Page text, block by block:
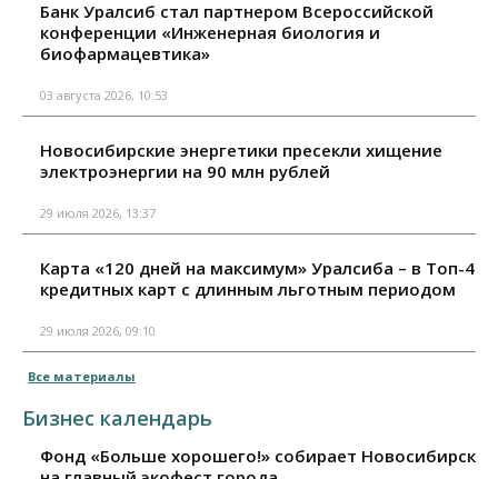
Банк Уралсиб стал партнером Всероссийской
конференции «Инженерная биология и
биофармацевтика»
03 августа 2026, 10:53
Новосибирские энергетики пресекли хищение
электроэнергии на 90 млн рублей
29 июля 2026, 13:37
Карта «120 дней на максимум» Уралсиба – в Топ-4
кредитных карт с длинным льготным периодом
29 июля 2026, 09:10
Все материалы
Бизнес календарь
Фонд «Больше хорошего!» собирает Новосибирск